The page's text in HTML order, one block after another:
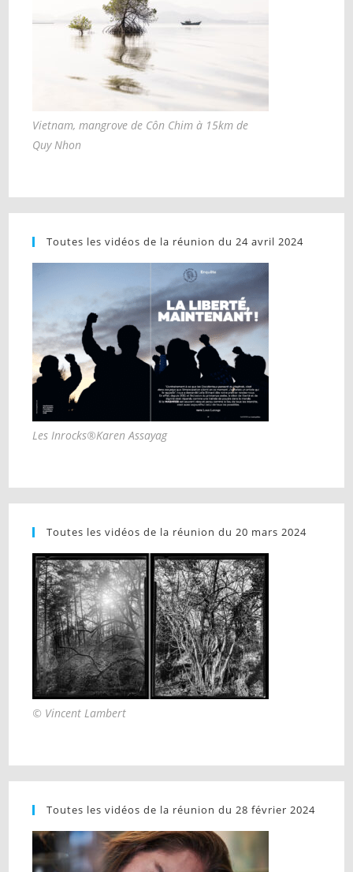
Vietnam, mangrove de Côn Chim à 15km de
Quy Nhon
Toutes les vidéos de la réunion du 24 avril 2024
Les Inrocks®Karen Assayag
Toutes les vidéos de la réunion du 20 mars 2024
© Vincent Lambert
Toutes les vidéos de la réunion du 28 février 2024